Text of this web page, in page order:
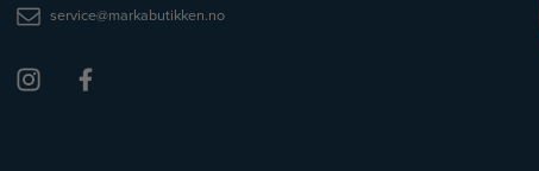
service@markabutikken.no